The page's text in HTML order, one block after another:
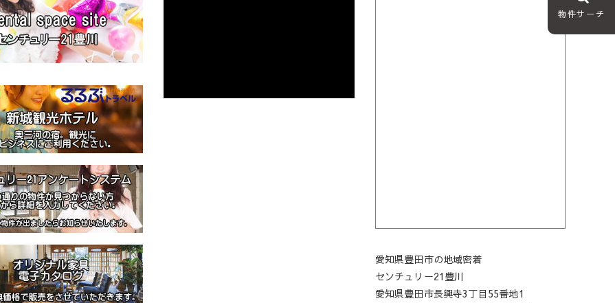
物件サーチ
愛知県豊田市の地域密着
センチュリー21豊川
愛知県豊田市長興寺3丁目55番地1